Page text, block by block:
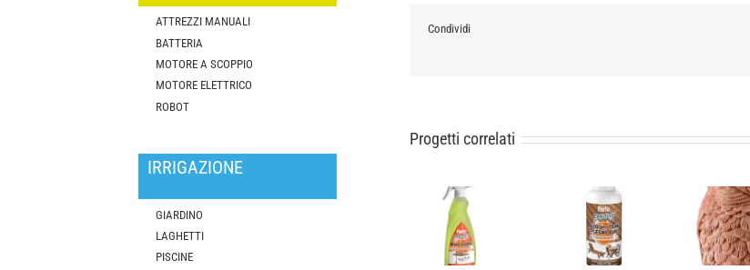
Condividi
Progetti correlati
ATTREZZI MANUALI
BATTERIA
MOTORE A SCOPPIO
MOTORE ELETTRICO
ROBOT
IRRIGAZIONE
GIARDINO
LAGHETTI
PISCINE